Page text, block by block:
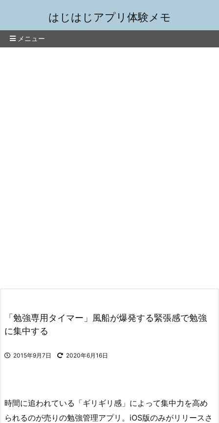
はじはじアプリ体験メモ
メニュー
「勉強専用タイマー」風船が爆発する緊張感で勉強
に集中する
2015年9月7日 2020年6月16日
時間に追われている「ギリギリ感」によって集中力を高め
られるのが売りの勉強管理アプリ。iOS版のみがリリースさ